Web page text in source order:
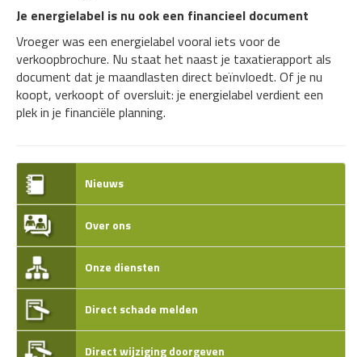
Je energielabel is nu ook een financieel document
Vroeger was een energielabel vooral iets voor de
verkoopbrochure. Nu staat het naast je taxatierapport als
document dat je maandlasten direct beïnvloedt. Of je nu
koopt, verkoopt of oversluit: je energielabel verdient een
plek in je financiële planning.
Nieuws
Over ons
Onze diensten
Direct schade melden
Direct wijziging doorgeven